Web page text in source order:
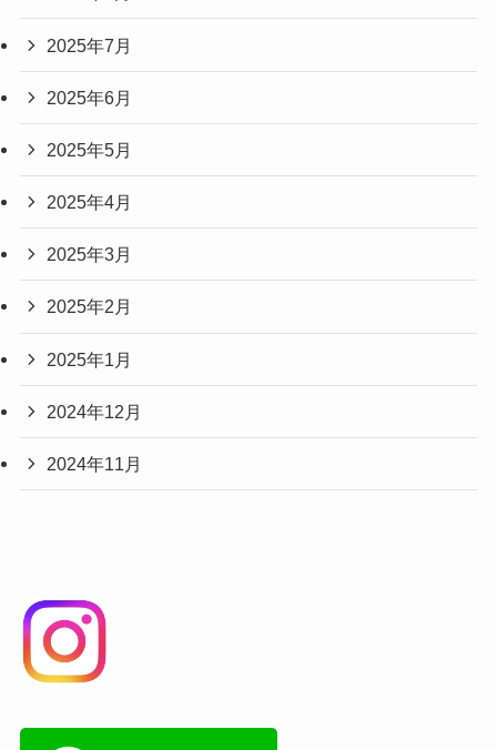
2025年7月
2025年6月
2025年5月
2025年4月
2025年3月
2025年2月
2025年1月
2024年12月
2024年11月